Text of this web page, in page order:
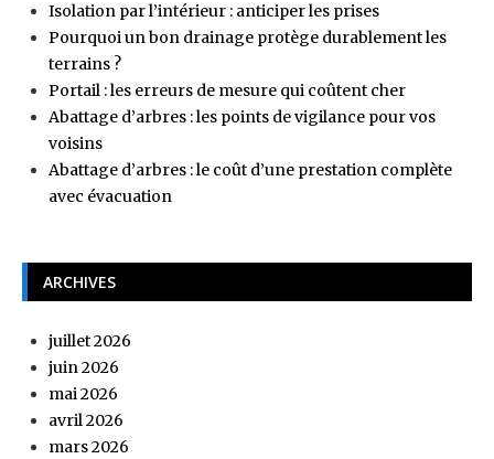
Isolation par l’intérieur : anticiper les prises
Pourquoi un bon drainage protège durablement les
terrains ?
Portail : les erreurs de mesure qui coûtent cher
Abattage d’arbres : les points de vigilance pour vos
voisins
Abattage d’arbres : le coût d’une prestation complète
avec évacuation
ARCHIVES
juillet 2026
juin 2026
mai 2026
avril 2026
mars 2026